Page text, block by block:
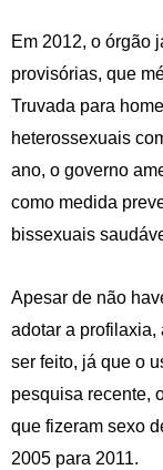
Em 2012, o órgão
provisórias, que
Truvada para
heterossexuais
ano, o governo
como medida
bissexuais
Apesar de não
adotar a
ser feito, já que o
pesquisa recente,
que fizeram sexo
2005 para 2011.